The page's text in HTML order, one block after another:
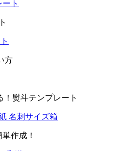
方
！熨斗テンプレート
作成！